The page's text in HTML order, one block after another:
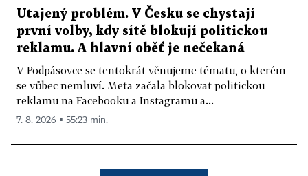
Utajený problém. V Česku se chystají
první volby, kdy sítě blokují politickou
reklamu. A hlavní oběť je nečekaná
V Podpásovce se tentokrát věnujeme tématu, o kterém
se vůbec nemluví. Meta začala blokovat politickou
reklamu na Facebooku a Instagramu a...
7. 8. 2026 ▪ 55:23 min.